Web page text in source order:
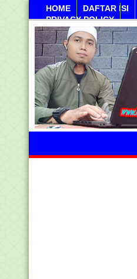
HOME
DAFTAR ISI
PRIVACY POLICY